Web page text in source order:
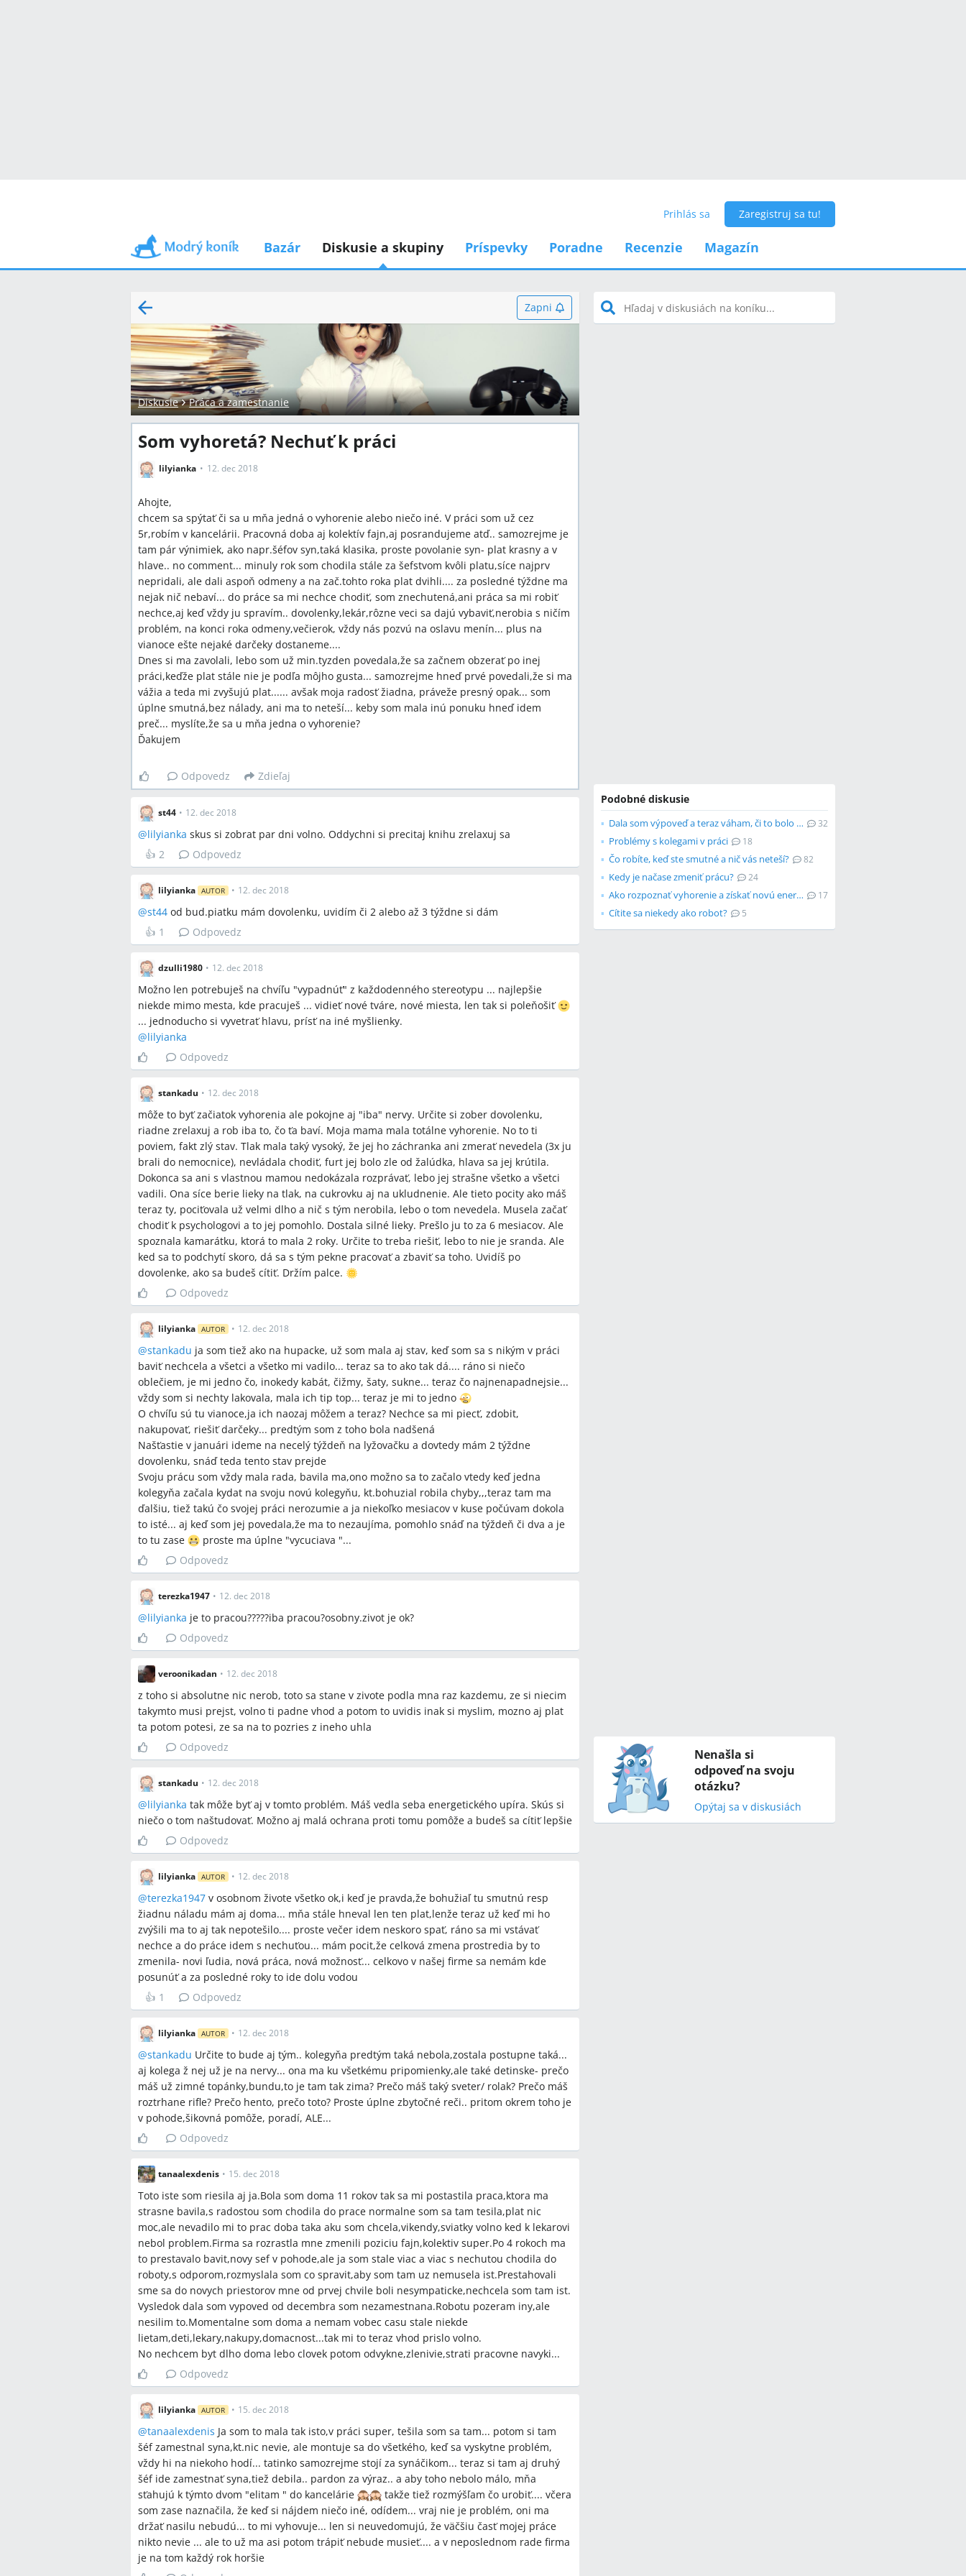
Prihlás sa Zaregistruj sa tu!
Bazár Diskusie a skupiny Príspevky Poradne Recenzie Magazín
Zapni
Diskusie Práca a zamestnanie
Som vyhoretá? Nechuť k práci
lilyianka 12. dec 2018
Ahojte,
chcem sa spýtať či sa u mňa jedná o vyhorenie alebo niečo iné. V práci som už cez
5r,robím v kancelárii. Pracovná doba aj kolektív fajn,aj posrandujeme atď.. samozrejme je
tam pár výnimiek, ako napr.šéfov syn,taká klasika, proste povolanie syn- plat krasny a v
hlave.. no comment... minuly rok som chodila stále za šefstvom kvôli platu,síce najprv
nepridali, ale dali aspoň odmeny a na zač.tohto roka plat dvihli.... za posledné týždne ma
nejak nič nebaví... do práce sa mi nechce chodiť, som znechutená,ani práca sa mi robiť
nechce,aj keď vždy ju spravím.. dovolenky,lekár,rôzne veci sa dajú vybaviť,nerobia s ničím
problém, na konci roka odmeny,večierok, vždy nás pozvú na oslavu menín... plus na
vianoce ešte nejaké darčeky dostaneme....
Dnes si ma zavolali, lebo som už min.tyzden povedala,že sa začnem obzerať po inej
práci,keďže plat stále nie je podľa môjho gusta... samozrejme hneď prvé povedali,že si ma
vážia a teda mi zvyšujú plat...... avšak moja radosť žiadna, práveže presný opak... som
úplne smutná,bez nálady, ani ma to neteší... keby som mala inú ponuku hneď idem
preč... myslíte,že sa u mňa jedna o vyhorenie?
Ďakujem
Odpovedz Zdieľaj
st44 • 12. dec 2018
@lilyianka skus si zobrat par dni volno. Oddychni si precitaj knihu zrelaxuj sa
👍 2 Odpovedz
lilyianka AUTOR • 12. dec 2018
@st44 od bud.piatku mám dovolenku, uvidím či 2 alebo až 3 týždne si dám
👍 1 Odpovedz
dzulli1980 • 12. dec 2018
Možno len potrebuješ na chvíľu "vypadnúť" z každodenného stereotypu ... najlepšie
niekde mimo mesta, kde pracuješ ... vidieť nové tváre, nové miesta, len tak si poleňošiť
... jednoducho si vyvetrať hlavu, prísť na iné myšlienky.
@lilyianka
Odpovedz
stankadu • 12. dec 2018
môže to byť začiatok vyhorenia ale pokojne aj "iba" nervy. Určite si zober dovolenku,
riadne zrelaxuj a rob iba to, čo ťa baví. Moja mama mala totálne vyhorenie. No to ti
poviem, fakt zlý stav. Tlak mala taký vysoký, že jej ho záchranka ani zmerať nevedela (3x ju
brali do nemocnice), nevládala chodiť, furt jej bolo zle od žalúdka, hlava sa jej krútila.
Dokonca sa ani s vlastnou mamou nedokázala rozprávať, lebo jej strašne všetko a všetci
vadili. Ona síce berie lieky na tlak, na cukrovku aj na ukludnenie. Ale tieto pocity ako máš
teraz ty, pociťovala už velmi dlho a nič s tým nerobila, lebo o tom nevedela. Musela začať
chodiť k psychologovi a to jej pomohlo. Dostala silné lieky. Prešlo ju to za 6 mesiacov. Ale
spoznala kamarátku, ktorá to mala 2 roky. Určite to treba riešiť, lebo to nie je sranda. Ale
ked sa to podchytí skoro, dá sa s tým pekne pracovať a zbaviť sa toho. Uvidíš po
dovolenke, ako sa budeš cítiť. Držím palce.
Odpovedz
lilyianka AUTOR • 12. dec 2018
@stankadu ja som tiež ako na hupacke, už som mala aj stav, keď som sa s nikým v práci
baviť nechcela a všetci a všetko mi vadilo... teraz sa to ako tak dá.... ráno si niečo
oblečiem, je mi jedno čo, inokedy kabát, čižmy, šaty, sukne... teraz čo najnenapadnejsie...
vždy som si nechty lakovala, mala ich tip top... teraz je mi to jedno
O chvíľu sú tu vianoce,ja ich naozaj môžem a teraz? Nechce sa mi piecť, zdobit,
nakupovať, riešiť darčeky... predtým som z toho bola nadšená
Našťastie v januári ideme na necelý týždeň na lyžovačku a dovtedy mám 2 týždne
dovolenku, snáď teda tento stav prejde
Svoju prácu som vždy mala rada, bavila ma,ono možno sa to začalo vtedy keď jedna
kolegyňa začala kydat na svoju novú kolegyňu, kt.bohuzial robila chyby,,,teraz tam ma
ďalšiu, tiež takú čo svojej práci nerozumie a ja niekoľko mesiacov v kuse počúvam dokola
to isté... aj keď som jej povedala,že ma to nezaujíma, pomohlo snáď na týždeň či dva a je
to tu zase
proste ma úplne "vycuciava "...
Odpovedz
terezka1947 • 12. dec 2018
@lilyianka je to pracou?????iba pracou?osobny.zivot je ok?
Odpovedz
veroonikadan • 12. dec 2018
z toho si absolutne nic nerob, toto sa stane v zivote podla mna raz kazdemu, ze si niecim
takymto musi prejst, volno ti padne vhod a potom to uvidis inak si myslim, mozno aj plat
ta potom potesi, ze sa na to pozries z ineho uhla
Odpovedz
stankadu • 12. dec 2018
@lilyianka tak môže byť aj v tomto problém. Máš vedla seba energetického upíra. Skús si
niečo o tom naštudovať. Možno aj malá ochrana proti tomu pomôže a budeš sa cítiť lepšie
Odpovedz
lilyianka AUTOR • 12. dec 2018
@terezka1947 v osobnom živote všetko ok,i keď je pravda,že bohužiaľ tu smutnú resp
žiadnu náladu mám aj doma... mňa stále hneval len ten plat,lenže teraz už keď mi ho
zvýšili ma to aj tak nepotešilo.... proste večer idem neskoro spať, ráno sa mi vstávať
nechce a do práce idem s nechuťou... mám pocit,že celková zmena prostredia by to
zmenila- novi ľudia, nová práca, nová možnosť... celkovo v našej firme sa nemám kde
posunúť a za posledné roky to ide dolu vodou
👍 1 Odpovedz
lilyianka AUTOR • 12. dec 2018
@stankadu Určite to bude aj tým.. kolegyňa predtým taká nebola,zostala postupne taká...
aj kolega ž nej už je na nervy... ona ma ku všetkému pripomienky,ale také detinske- prečo
máš už zimné topánky,bundu,to je tam tak zima? Prečo máš taký sveter/ rolak? Prečo máš
roztrhane rifle? Prečo hento, prečo toto? Proste úplne zbytočné reči.. pritom okrem toho je
v pohode,šikovná pomôže, poradí, ALE...
Odpovedz
tanaalexdenis • 15. dec 2018
Toto iste som riesila aj ja.Bola som doma 11 rokov tak sa mi postastila praca,ktora ma
strasne bavila,s radostou som chodila do prace normalne som sa tam tesila,plat nic
moc,ale nevadilo mi to prac doba taka aku som chcela,vikendy,sviatky volno ked k lekarovi
nebol problem.Firma sa rozrastla mne zmenili poziciu fajn,kolektiv super.Po 4 rokoch ma
to prestavalo bavit,novy sef v pohode,ale ja som stale viac a viac s nechutou chodila do
roboty,s odporom,rozmyslala som co spravit,aby som tam uz nemusela ist.Prestahovali
sme sa do novych priestorov mne od prvej chvile boli nesympaticke,nechcela som tam ist.
Vysledok dala som vypoved od decembra som nezamestnana.Robotu pozeram iny,ale
nesilim to.Momentalne som doma a nemam vobec casu stale niekde
lietam,deti,lekary,nakupy,domacnost...tak mi to teraz vhod prislo volno.
No nechcem byt dlho doma lebo clovek potom odvykne,zlenivie,strati pracovne navyki...
Odpovedz
lilyianka AUTOR • 15. dec 2018
@tanaalexdenis Ja som to mala tak isto,v práci super, tešila som sa tam... potom si tam
šéf zamestnal syna,kt.nic nevie, ale montuje sa do všetkého, keď sa vyskytne problém,
vždy hi na niekoho hodí... tatinko samozrejme stojí za synáčikom... teraz si tam aj druhý
šéf ide zamestnať syna,tiež debila.. pardon za výraz.. a aby toho nebolo málo, mňa
sťahujú k týmto dvom "elitam " do kancelárie
takže tiež rozmýšľam čo urobiť.... včera
som zase naznačila, že keď si nájdem niečo iné, odídem... vraj nie je problém, oni ma
držať nasilu nebudú... to mi vyhovuje... len si neuvedomujú, že väčšiu časť mojej práce
nikto nevie ... ale to už ma asi potom trápiť nebude musieť.... a v neposlednom rade firma
je na tom každý rok horšie
Podobné diskusie
Dala som výpoveď a teraz váham, či to bolo správne rozhodnutie 32
Problémy s kolegami v práci 18
Čo robíte, keď ste smutné a nič vás neteší? 82
Kedy je načase zmeniť prácu? 24
Ako rozpoznať vyhorenie a získať novú energiu? 17
Cítite sa niekedy ako robot? 5
Nenašla si
odpoveď na svoju
otázku?
Opýtaj sa v diskusiách